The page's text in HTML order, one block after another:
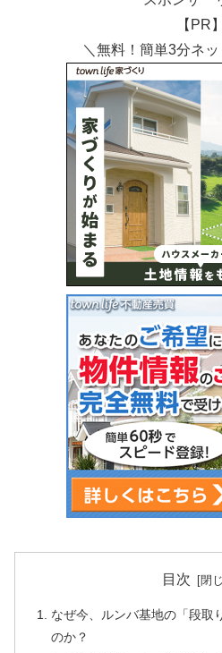
【PR】
＼無料！簡単3分ネ
目次
なぜ今、ルンバ基地の「段取
のか？